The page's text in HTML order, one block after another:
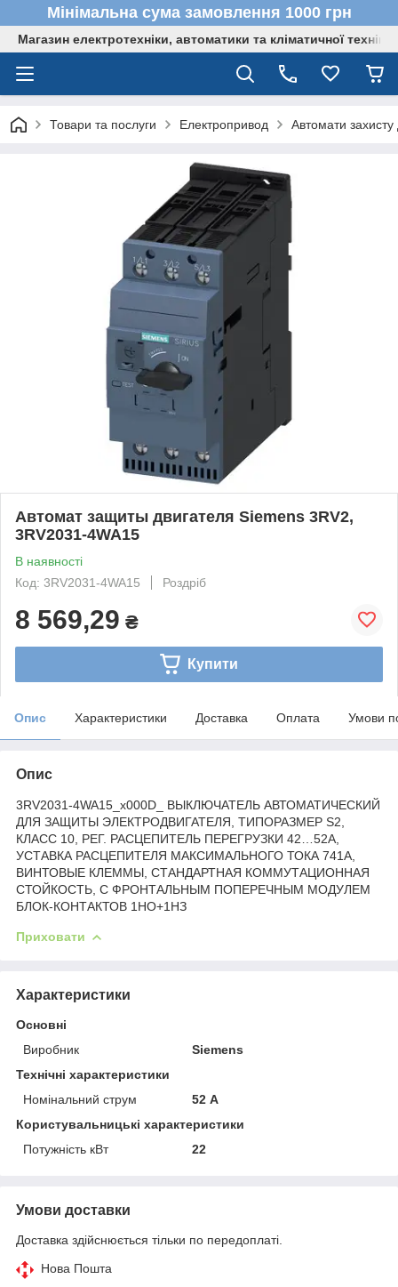
Мінімальна сума замовлення 1000 грн
Магазин електротехніки, автоматики та кліматичної техніки
Товари та послуги Електропривод Автомати захисту
Автомат защиты двигателя Siemens 3RV2,
3RV2031-4WA15
В наявності
Код: 3RV2031-4WA15
Роздріб
8 569,29 ₴
Купити
Опис Характеристики Доставка Оплата Умови
Опис
3RV2031-4WA15_x000D_ ВЫКЛЮЧАТЕЛЬ АВТОМАТИЧЕСКИЙ
ДЛЯ ЗАЩИТЫ ЭЛЕКТРОДВИГАТЕЛЯ, ТИПОРАЗМЕР S2,
КЛАСС 10, РЕГ. РАСЦЕПИТЕЛЬ ПЕРЕГРУЗКИ 42…52А,
УСТАВКА РАСЦЕПИТЕЛЯ МАКСИМАЛЬНОГО ТОКА 741A,
ВИНТОВЫЕ КЛЕММЫ, СТАНДАРТНАЯ КОММУТАЦИОННАЯ
СТОЙКОСТЬ, С ФРОНТАЛЬНЫМ ПОПЕРЕЧНЫМ МОДУЛЕМ
БЛОК-КОНТАКТОВ 1НО+1НЗ
Приховати
Характеристики
Основні
Виробник
Siemens
Технічні характеристики
Номінальний струм
52 А
Користувальницькі характеристики
Потужність кВт
22
Умови доставки
Доставка здійснюється тільки по передоплаті.
Нова Пошта